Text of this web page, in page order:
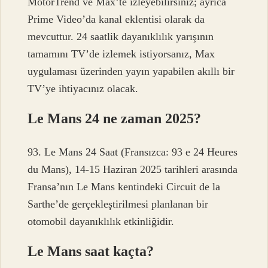
Prime Video’da kanal eklentisi olarak da
mevcuttur. 24 saatlik dayanıklılık yarışının
tamamını TV’de izlemek istiyorsanız, Max
uygulaması üzerinden yayın yapabilen akıllı bir
TV’ye ihtiyacınız olacak.
Le Mans 24 ne zaman 2025?
93. Le Mans 24 Saat (Fransızca: 93 e 24 Heures
du Mans), 14-15 Haziran 2025 tarihleri ​​arasında
Fransa’nın Le Mans kentindeki Circuit de la
Sarthe’de gerçekleştirilmesi planlanan bir
otomobil dayanıklılık etkinliğidir.
Le Mans saat kaçta?